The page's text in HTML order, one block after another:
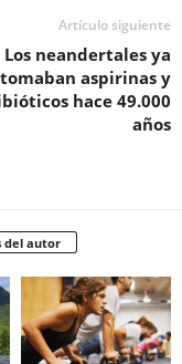
Artículo siguiente
Los neandertales ya
tomaban aspirinas y
hace 49.000
años
del autor